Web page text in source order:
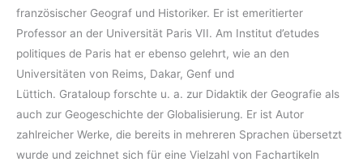
französischer Geograf und Historiker. Er ist emeritierter
Professor an der Universität Paris VII. Am Institut d’etudes
politiques de Paris hat er ebenso gelehrt, wie an den
Universitäten von Reims, Dakar, Genf und
Lüttich. Grataloup forschte u. a. zur Didaktik der Geografie als
auch zur Geogeschichte der Globalisierung. Er ist Autor
zahlreicher Werke, die bereits in mehreren Sprachen übersetzt
wurde und zeichnet sich für eine Vielzahl von Fachartikeln